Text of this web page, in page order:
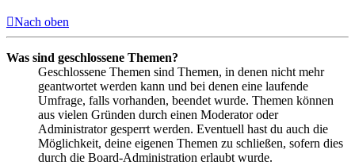
Nach oben
Was sind geschlossene Themen?
Geschlossene Themen sind Themen, in denen nicht mehr
geantwortet werden kann und bei denen eine laufende
Umfrage, falls vorhanden, beendet wurde. Themen können
aus vielen Gründen durch einen Moderator oder
Administrator gesperrt werden. Eventuell hast du auch die
Möglichkeit, deine eigenen Themen zu schließen, sofern dies
durch die Board-Administration erlaubt wurde.